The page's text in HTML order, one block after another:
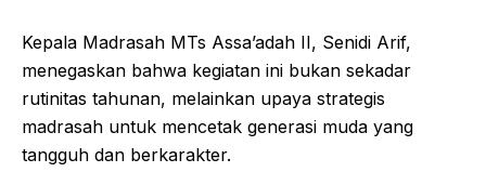
Kepala Madrasah MTs Assa’adah II, Senidi Arif,
menegaskan bahwa kegiatan ini bukan sekadar
rutinitas tahunan, melainkan upaya strategis
madrasah untuk mencetak generasi muda yang
tangguh dan berkarakter.